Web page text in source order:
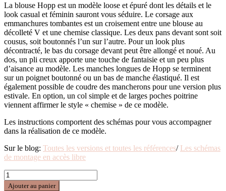
La blouse Hopp est un modèle loose et épuré dont les détails et le
look casual et féminin sauront vous séduire. Le corsage aux
emmanchures tombantes est un croisement entre une blouse au
décolleté V et une chemise classique. Les deux pans devant sont soit
cousus, soit boutonnés l’un sur l’autre. Pour un look plus
décontracté, le bas du corsage devant peut être allongé et noué. Au
dos, un pli creux apporte une touche de fantaisie et un peu plus
d’aisance au modèle. Les manches longues de Hopp se terminent
sur un poignet boutonné ou un bas de manche élastiqué. Il est
également possible de coudre des mancherons pour une version plus
estivale. En option, un col simple et de larges poches poitrine
viennent affirmer le style « chemise » de ce modèle.
Les instructions comportent des schémas pour vous accompagner
dans la réalisation de ce modèle.
Sur le blog: Toutes les versions et toutes les références/ Les schémas
de montage en accès libre
Ajouter au panier